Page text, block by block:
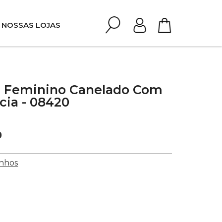
NOSSAS LOJAS
Feminino Canelado Com
- 08420